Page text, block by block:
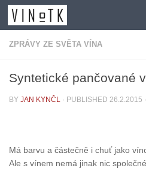
Skip to content
ZPRÁVY ZE SVĚTA VÍNA
Syntetické pančované
BY JAN KYNČL · PUBLISHED 26.2.2015
Má barvu a částečně i chuť jako
Ale s vínem nemá jinak nic